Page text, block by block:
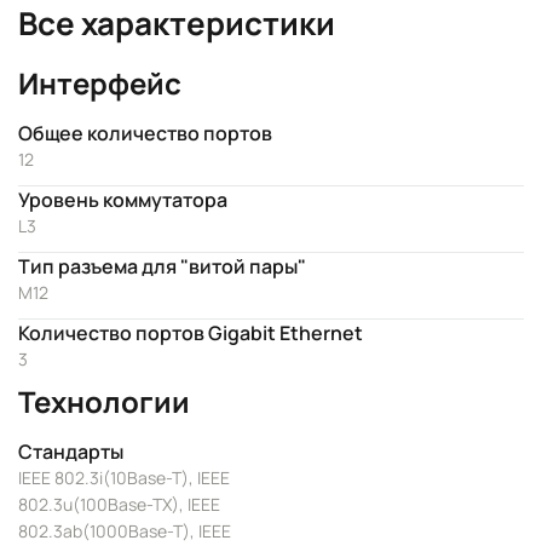
Все характеристики
Интерфейс
Общее количество портов
12
Уровень коммутатора
L3
Тип разъема для "витой пары"
M12
Количество портов Gigabit Ethernet
3
Технологии
Стандарты
IEEE 802.3i(10Base-T), IEEE
802.3u(100Base-TX), IEEE
802.3ab(1000Base-T), IEEE